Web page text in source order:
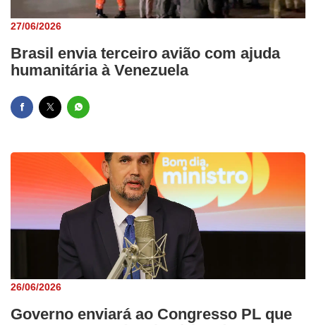
27/06/2026
Brasil envia terceiro avião com ajuda
humanitária à Venezuela
26/06/2026
Governo enviará ao Congresso PL que